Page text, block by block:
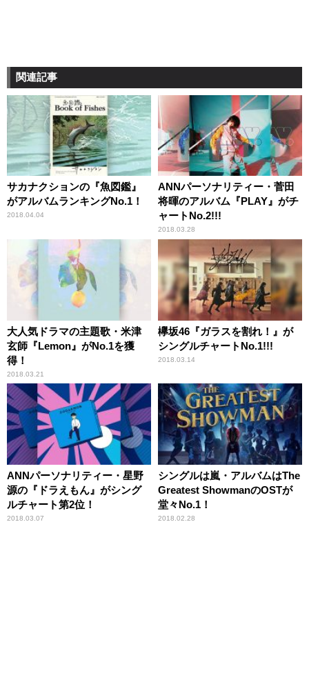
関連記事
サカナクションの『魚図鑑』
がアルバムランキングNo.1！
2018.04.04
ANNパーソナリティー・菅田
将暉のアルバム『PLAY』がチ
ャートNo.2!!!
2018.03.28
大人気ドラマの主題歌・米津
玄師『Lemon』がNo.1を獲
得！
2018.03.21
欅坂46『ガラスを割れ！』が
シングルチャートNo.1!!!
2018.03.14
ANNパーソナリティー・星野
源の『ドラえもん』がシング
ルチャート第2位！
2018.03.07
シングルは嵐・アルバムはThe
Greatest ShowmanのOSTが
堂々No.1！
2018.02.28